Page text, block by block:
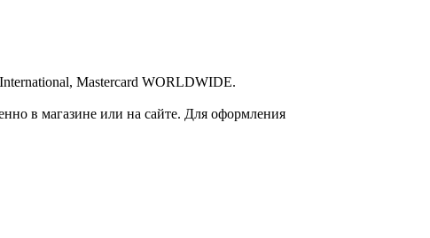
Mastercard WORLDWIDE.
в магазине или на сайте. Для оформления